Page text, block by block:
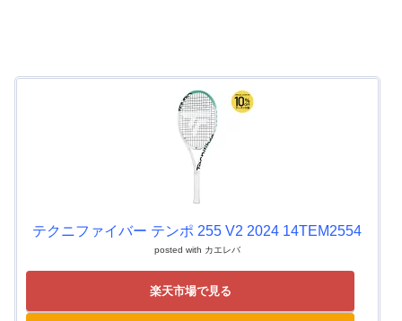
テクニファイバー テンポ 255 V2 2024 14TEM2554
posted with カエレバ
楽天市場で見る